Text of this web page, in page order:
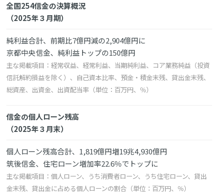
全国254信金の決算概況
（2025年３月期）
純利益合計、前期比7億円減の2,904億円に
京都中央信金、純利益トップの150億円
主な掲載項目：経常収益、経常利益、当期純利益、コア業務純益（投資
信託解約損益を除く）、自己資本比率、預金・積金末残、貸出金末残、
総資産、出資金、出資配当率（単位：百万円、％）
信金の個人ローン残高
（2025年３月末）
個人ローン残高合計、1,819億円増19兆4,930億円
筑後信金、住宅ローン増加率22.6％でトップに
主な掲載項目：個人ローン、うち消費者ローン、うち住宅ローン、貸出
金末残、貸出金に占める個人ローンの割合（単位：百万円、％）